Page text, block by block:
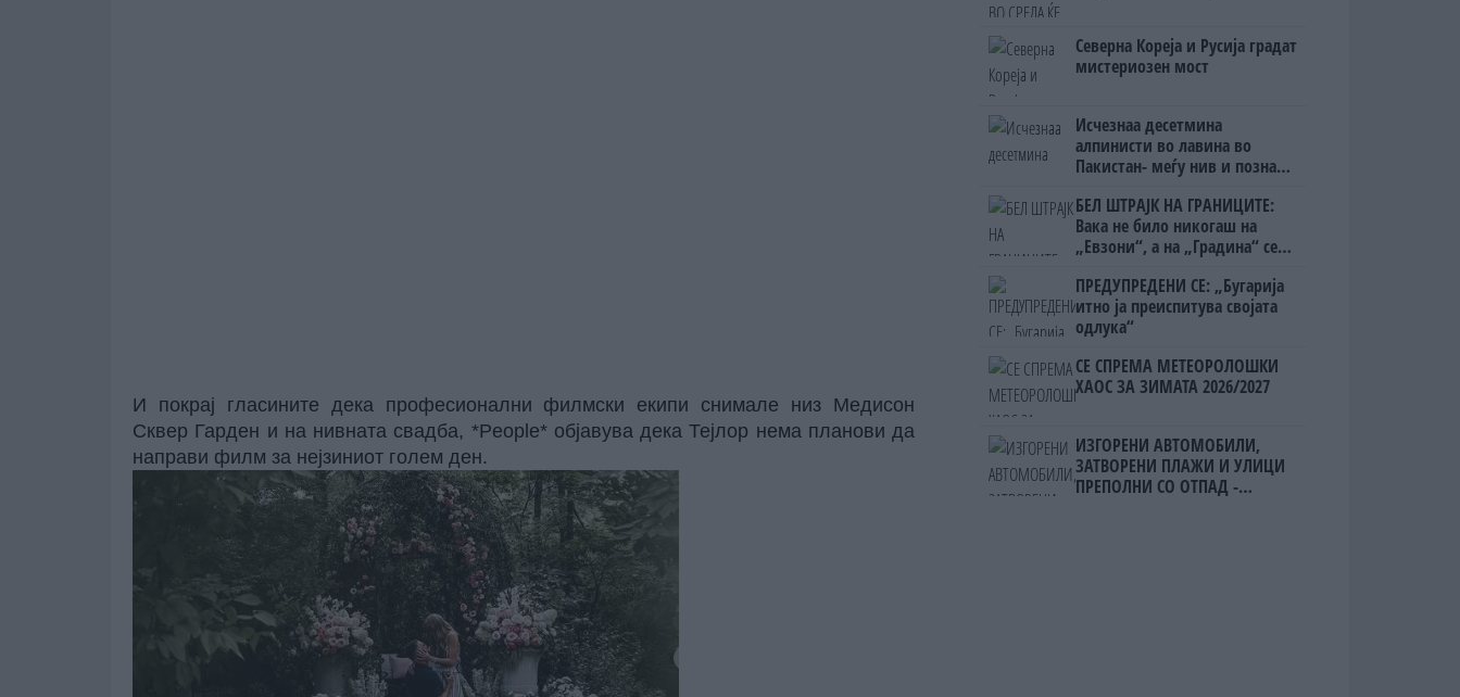
И покрај гласините дека професионални филмски екипи снимале низ Медисон
Сквер Гарден и на нивната свадба, *People* објавува дека Тејлор нема планови да
направи филм за нејзиниот голем ден.
Северна Кореја и Русија градат
мистериозен мост
Исчезнаа десетмина
алпинисти во лавина во
Пакистан- меѓу нив и познат
БЕЛ ШТРАЈК НА ГРАНИЦИТЕ:
Вака не било никогаш на
„Евзони“, а на „Градина“ се
ПРЕДУПРЕДЕНИ СЕ: „Бугарија
итно ја преиспитува својата
одлука“
СЕ СПРЕМА МЕТЕОРОЛОШКИ
ХАОС ЗА ЗИМАТА 2026/2027
ИЗГОРЕНИ АВТОМОБИЛИ,
ЗАТВОРЕНИ ПЛАЖИ И УЛИЦИ
ПРЕПОЛНИ СО ОТПАД -